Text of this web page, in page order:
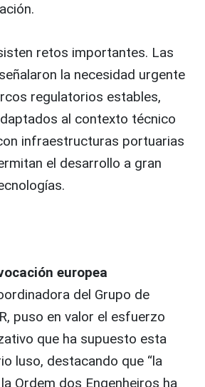
retos importantes. Las
la necesidad urgente
regulatorios estables,
al contexto técnico
infraestructuras portuarias
el desarrollo a gran
europea
del Grupo de
puso en valor el esfuerzo
que ha supuesto esta
luso, destacando que “la
Ordem dos Engenheiros ha